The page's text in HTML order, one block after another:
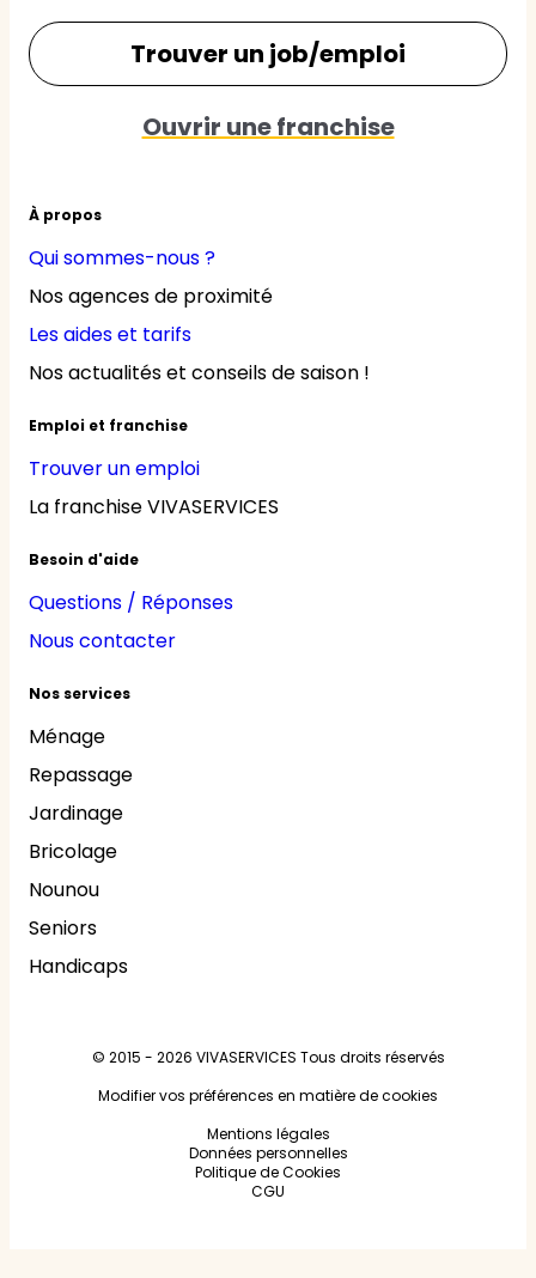
À propos
Qui sommes-nous ?
Nos agences de proximité
Les aides et tarifs
Nos actualités et conseils de saison !
Emploi et franchise
Trouver un emploi
La franchise VIVASERVICES
Besoin d'aide
Questions / Réponses
Nous contacter
Nos services
Ménage
Repassage
Jardinage
Bricolage
Nounou
Seniors
Handicaps
Trouver un job/emploi
Ouvrir une franchise
© 2015 - 2026 VIVASERVICES Tous droits réservés
Modifier vos préférences en matière de cookies
Mentions légales
Données personnelles
Politique de Cookies
CGU